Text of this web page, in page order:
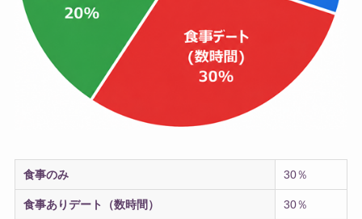
食事のみ 30％
食事ありデート（数時間） 30％